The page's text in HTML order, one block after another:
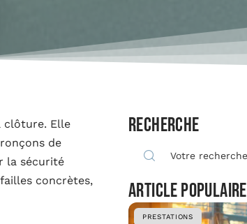
clôture. Elle
de
la sécurité
concrètes,
Recherche
Article populaire
PRESTATIONS